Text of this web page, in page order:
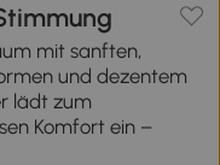
mit sanften,
und dezentem
lädt zum
Komfort ein –